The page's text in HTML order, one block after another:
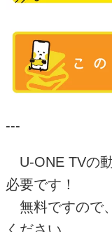
---
U-ONE TVの
必要です！
無料ですので